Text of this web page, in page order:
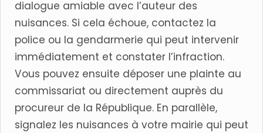
dialogue amiable avec l’auteur des
nuisances. Si cela échoue, contactez la
police ou la gendarmerie qui peut intervenir
immédiatement et constater l’infraction.
Vous pouvez ensuite déposer une plainte au
commissariat ou directement auprès du
procureur de la République. En parallèle,
signalez les nuisances à votre mairie qui peut